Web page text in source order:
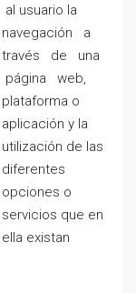
al usuario la
navegación a
través de una
página web,
plataforma o
aplicación y la
utilización de las
diferentes
opciones o
servicios que en
ella existan